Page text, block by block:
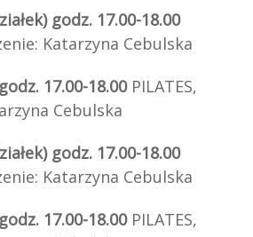
godz. 17.00-18.00
Katarzyna Cebulska
17.00-18.00 PILATES,
Cebulska
godz. 17.00-18.00
Katarzyna Cebulska
17.00-18.00 PILATES,